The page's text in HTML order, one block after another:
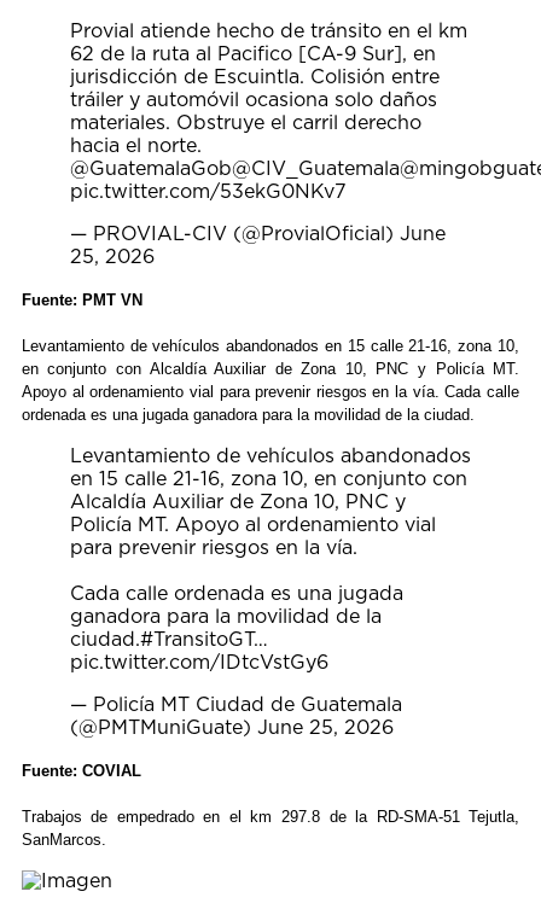
Provial atiende hecho de tránsito en el km
62 de la ruta al Pacifico [CA-9 Sur], en
jurisdicción de Escuintla. Colisión entre
tráiler y automóvil ocasiona solo daños
materiales. Obstruye el carril derecho
hacia el norte.
@GuatemalaGob@CIV_Guatemala
pic.twitter.com/53ekG0NKv7
— PROVIAL-CIV (@ProvialOficial) June
25, 2026
Fuente: PMT VN
Levantamiento de vehículos abandonados en 15 calle 21-16, zona 10,
en conjunto con Alcaldía Auxiliar de Zona 10, PNC y Policía MT.
Apoyo al ordenamiento vial para prevenir riesgos en la vía. Cada calle
ordenada es una jugada ganadora para la movilidad de la ciudad.
Levantamiento de vehículos abandonados
en 15 calle 21-16, zona 10, en conjunto con
Alcaldía Auxiliar de Zona 10, PNC y
Policía MT. Apoyo al ordenamiento vial
para prevenir riesgos en la vía.
Cada calle ordenada es una jugada
ganadora para la movilidad de la
ciudad.#TransitoGT…
pic.twitter.com/IDtcVstGy6
— Policía MT Ciudad de Guatemala
(@PMTMuniGuate) June 25, 2026
Fuente: COVIAL
Trabajos de empedrado en el km 297.8 de la RD-SMA-51 Tejutla,
SanMarcos.